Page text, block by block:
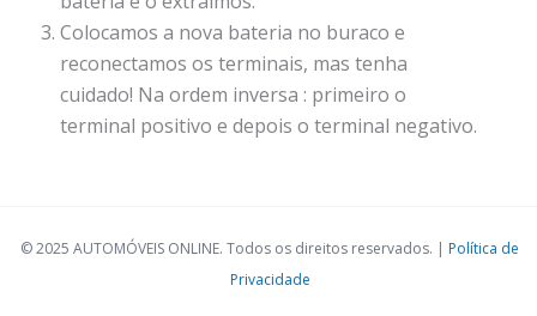
Colocamos a nova bateria no buraco e
reconectamos os terminais, mas tenha
cuidado! Na ordem inversa : primeiro o
terminal positivo e depois o terminal negativo.
© 2025 AUTOMÓVEIS ONLINE. Todos os direitos reservados. | Política de
Privacidade